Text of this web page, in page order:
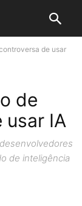
de usar
de
IA
de inteligência